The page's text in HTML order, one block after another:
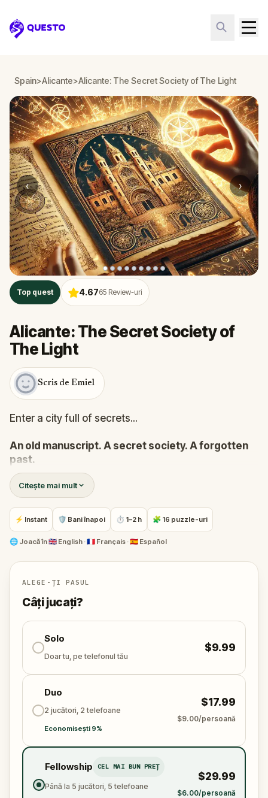
Questo
Spain>Alicante>Alicante: The Secret Society of The Light
‹ ›
Top quest 4.6765 Review-uri
Alicante: The Secret Society of
The Light
Scris de Emiel
Enter a city full of secrets...
An old manuscript. A secret society. A forgotten
past.
Every discovery pulls you deeper in the mystery,
revealing secrets long buried.
Be part of THE Alicante adventure game
, hidden
within the city's streets. Solve ancient riddles and
uncover cryptic messages that The Secret Society
But remember: Where the Light guides you, Darkness
follows…
Citește mai mult
⚡ Instant 🛡 Bani înapoi ⏱ 1–2 h 🧩 16 puzzle-uri
🌐 Joacă în🇬🇧 English · 🇫🇷 Français · 🇪🇸 Español
ALEGE-ȚI PASUL
Câți jucați?
Solo
Doar tu, pe telefonul tău
$9.99
Duo
2 jucători, 2 telefoane
Economisești 9%
$17.99
$9.00/persoană
Fellowship CEL MAI BUN PREȚ
Până la 5 jucători, 5 telefoane
$29.99
$6.00/persoană